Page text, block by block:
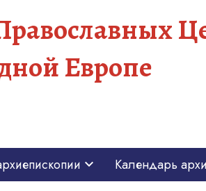
Европе
Календарь